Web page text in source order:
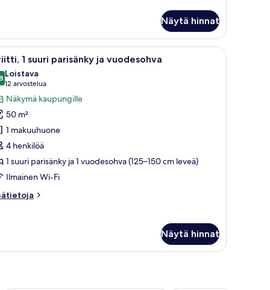
Näytä hinnat
sängynpääty ja ikkuna, jossa on verhot.
Allergiatestatut vuodevaatteet, tallelokero
5 1 suuri parisänky ja vuodesohva
kautta 10
Loistava
12 arvostelua
(12
arvostelua)
Näkymä kaupungille
50 m²
1 makuuhuone
4 henkilöä
1 suuri parisänky ja 1 vuodesohva (125–150 cm leveä)
Ilmainen Wi-Fi
Näytä hinnat